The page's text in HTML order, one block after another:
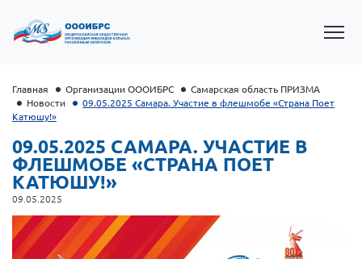
Главная Организации ОООИБРС
Самарская область ПРИЗМА
Новости
09.05.2025 Самара. Участие в флешмобе «Страна Поет
Катюшу!»
09.05.2025 САМАРА. УЧАСТИЕ В
ФЛЕШМОБЕ «СТРАНА ПОЕТ
КАТЮШУ!»
09.05.2025